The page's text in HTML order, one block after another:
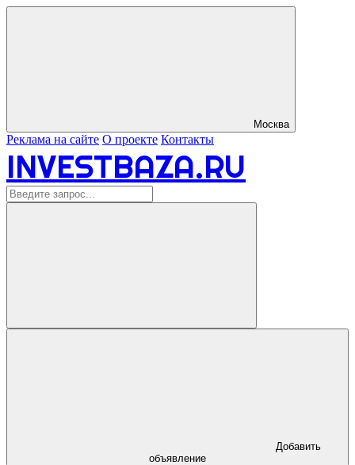
Москва
Реклама на сайте О проекте Контакты
INVESTBAZA.RU
объявление